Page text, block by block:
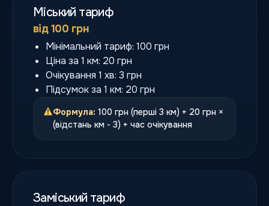
Міський тариф
від 100 грн
Мінімальний тариф: 100 грн
Ціна за 1 км: 20 грн
Очікування 1 хв: 3 грн
Підсумок за 1 км: 20 грн
Формула: 100 грн (перші 3 км) + 20 грн ×
(відстань км - 3) + час очікування
Заміський тариф